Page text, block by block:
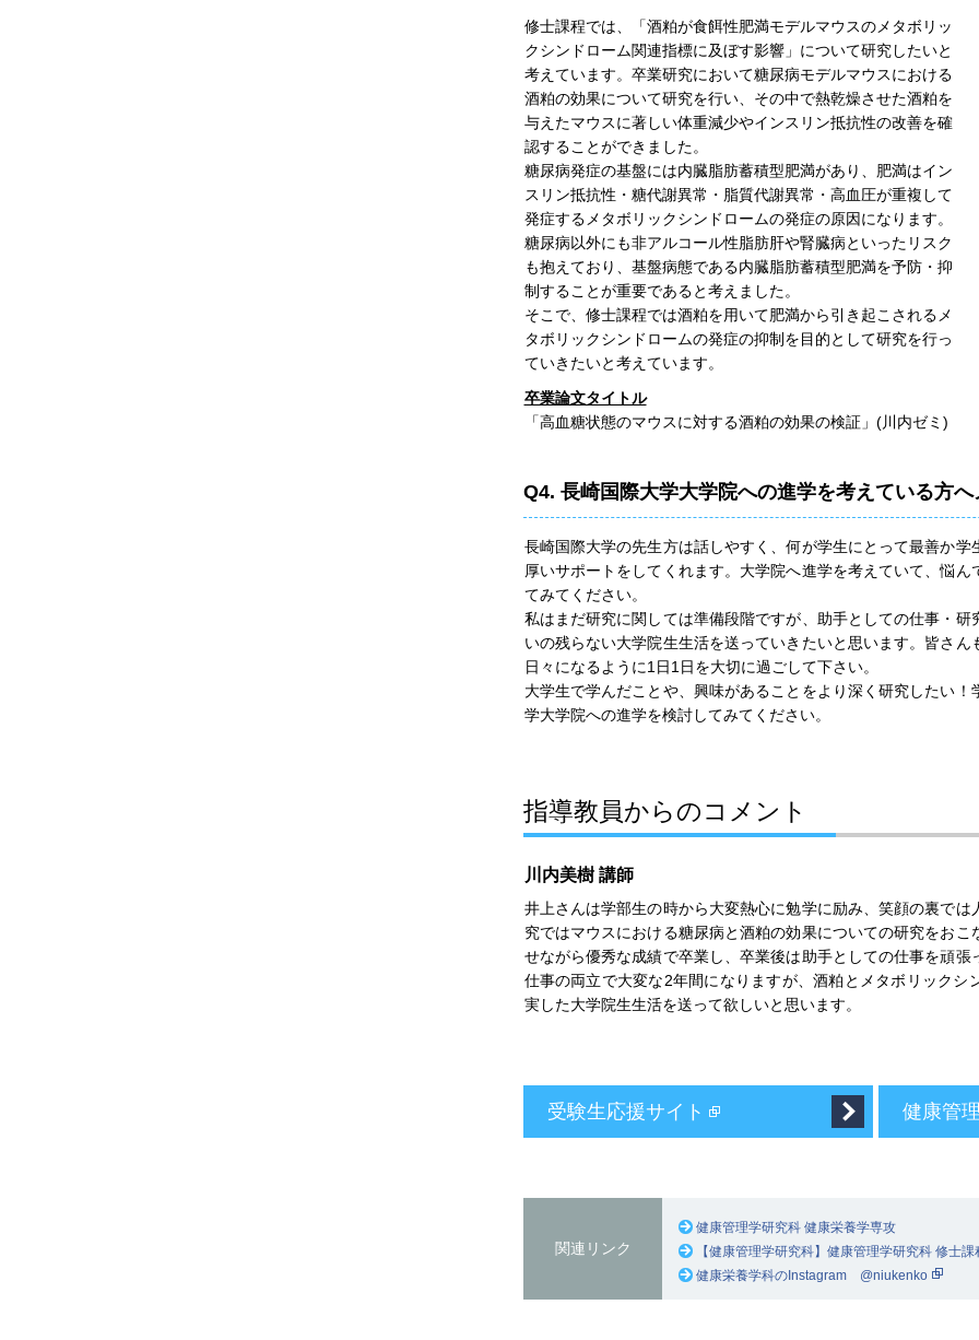
修士課程では、「酒粕が食餌性肥満モデルマウスのメタボリッ
クシンドローム関連指標に及ぼす影響」について研究したいと
考えています。卒業研究において糖尿病モデルマウスにおける
酒粕の効果について研究を行い、その中で熱乾燥させた酒粕を
与えたマウスに著しい体重減少やインスリン抵抗性の改善を確
認することができました。
糖尿病発症の基盤には内臓脂肪蓄積型肥満があり、肥満はイン
スリン抵抗性・糖代謝異常・脂質代謝異常・高血圧が重複して
発症するメタボリックシンドロームの発症の原因になります。
糖尿病以外にも非アルコール性脂肪肝や腎臓病といったリスク
も抱えており、基盤病態である内臓脂肪蓄積型肥満を予防・抑
制することが重要であると考えました。
そこで、修士課程では酒粕を用いて肥満から引き起こされるメ
タボリックシンドロームの発症の抑制を目的として研究を行っ
ていきたいと考えています。
卒業論文タイトル
「高血糖状態のマウスに対する酒粕の効果の検証」(川内ゼミ)
Q4. 長崎国際大学大学院への進学を考えている方
長崎国際大学の先生方は話しやすく、何が学生にとって最善か
厚いサポートをしてくれます。大学院へ進学を考えていて、悩
てみてください。
私はまだ研究に関しては準備段階ですが、助手としての仕事・
いの残らない大学院生生活を送っていきたいと思います。皆さ
日々になるように1日1日を大切に過ごして下さい。
大学生で学んだことや、興味があることをより深く研究したい
学大学院への進学を検討してみてください。
指導教員からのコメント
川内美樹 講師
井上さんは学部生の時から大変熱心に勉学に励み、笑顔の裏で
究ではマウスにおける糖尿病と酒粕の効果についての研究をお
せながら優秀な成績で卒業し、卒業後は助手としての仕事を頑
仕事の両立で大変な2年間になりますが、酒粕とメタボリックシ
実した大学院生生活を送って欲しいと思います。
受験生応援サイト 健康管
関連リンク
健康管理学研究科 健康栄養学専攻
【健康管理学研究科】健康管理学研究科 修士
健康栄養学科のInstagram @niukenko